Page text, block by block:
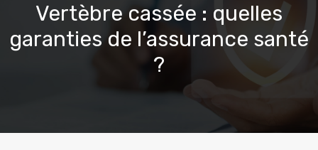
Vertèbre cassée : quelles
garanties de l’assurance santé
?